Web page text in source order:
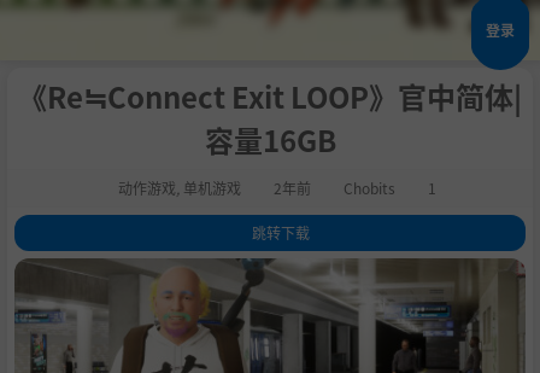
登录
《Re≒Connect Exit LOOP》官中简体|
容量16GB
动作游戏 单机游戏 2年前 Chobits 1
跳转下载
1.关于这款游戏
2.系统需求
3.支持作者
4.学习版下载